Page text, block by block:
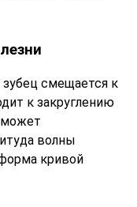
зубец смещается к
к закруглению
может
волны
кривой